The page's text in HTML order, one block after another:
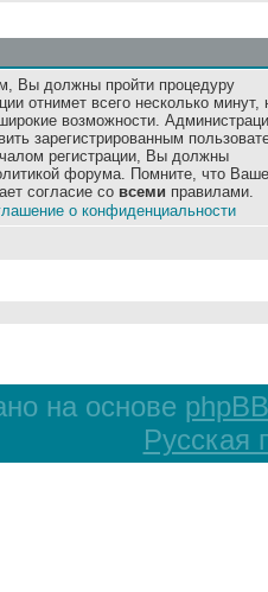
Вы должны пройти процедуру
отнимет всего несколько минут,
возможности.
зарегистрированным
регистрации, Вы должны
форума. Помните, что Ваше
согласие со всеми правилами.
о конфиденциальности
на основе phpBB
Русская